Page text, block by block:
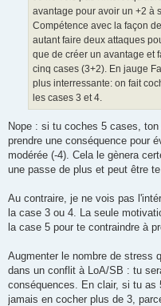
avantage pour avoir un +2 à
Compétence avec la façon
autant faire deux attaques
que de créer un avantage et
cinq cases (3+2). En jauge
plus interressante: on fait
les cases 3 et 4.
Nope : si tu coches 5 cases,
prendre une conséquence pour
modérée (-4). Cela le gènera
une passe de plus et peut être
Au contraire, je ne vois pas
la case 3 ou 4. La seule
la case 5 pour te contraindre à
Augmenter le nombre de stress
dans un conflit à LoA/SB : tu
conséquences. En clair, si tu
jamais en cocher plus de 3,